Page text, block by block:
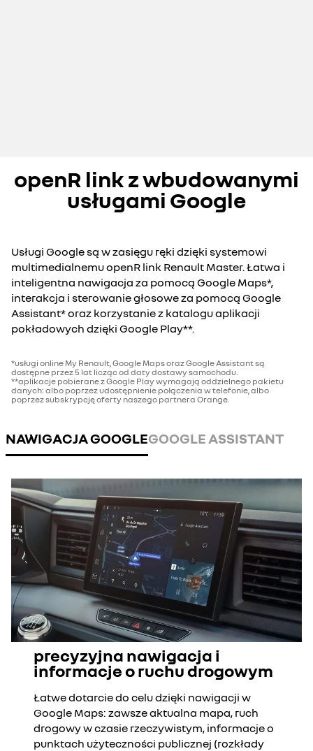
openR link z wbudowanymi
usługami Google
Usługi Google są w zasięgu ręki dzięki systemowi
multimedialnemu openR link Renault Master. Łatwa i
inteligentna nawigacja za pomocą Google Maps*,
interakcja i sterowanie głosowe za pomocą Google
Assistant* oraz korzystanie z katalogu aplikacji
pokładowych dzięki Google Play**.
*usługi online My Renault, Google Maps oraz Google Assistant są
dostępne przez 5 lat licząc od daty dostawy samochodu.
**aplikacje pobierane z Google Play wymagają oddzielnego pakietu
danych: albo poprzez udostępnienie połączenia w telefonie, albo
poprzez subskrypcję oferty naszego partnera Orange.
NAWIGACJA GOOGLEGOOGLE ASSISTANT
precyzyjna nawigacja i
informacje o ruchu drogowym
Łatwe dotarcie do celu dzięki nawigacji w
Google Maps: zawsze aktualna mapa, ruch
drogowy w czasie rzeczywistym, informacje o
punktach użyteczności publicznej (rozkłady